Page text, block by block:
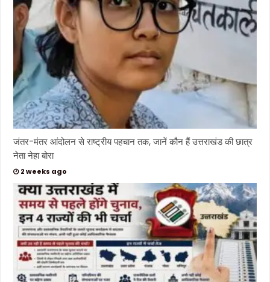
जंतर-मंतर आंदोलन से राष्ट्रीय पहचान तक, जानें कौन हैं उत्तराखंड की छात्र
नेता नेहा बोरा
2 weeks ago